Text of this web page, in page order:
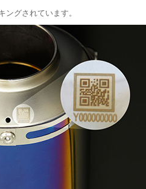
ングされています。